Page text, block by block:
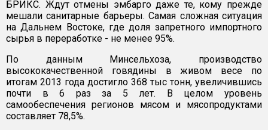
БРИКС. Ждут отмены эмбарго даже те, кому прежде
мешали санитарные барьеры. Самая сложная ситуация
на Дальнем Востоке, где доля запретного импортного
сырья в переработке - не менее 95%.
По данным Минсельхоза, производство
высококачественной говядины в живом весе по
итогам 2013 года достигло 368 тыс тонн, увеличившись
почти в 6 раз за 5 лет. В целом уровень
самообеспечения регионов мясом и мясопродуктами
составляет 78,5%.